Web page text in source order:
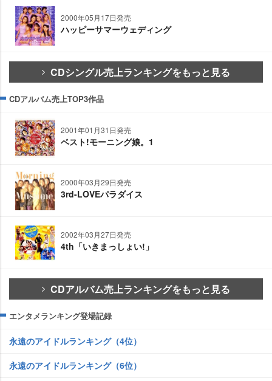
2000年05月17日発売
ハッピーサマーウェディング
CDシングル売上ランキングをもっと見る
CDアルバム売上TOP3作品
2001年01月31日発売
ベスト!モーニング娘。1
2000年03月29日発売
3rd-LOVEパラダイス
2002年03月27日発売
4th「いきまっしょい!」
CDアルバム売上ランキングをもっと見る
エンタメランキング登場記録
永遠のアイドルランキング（4位）
永遠のアイドルランキング（6位）